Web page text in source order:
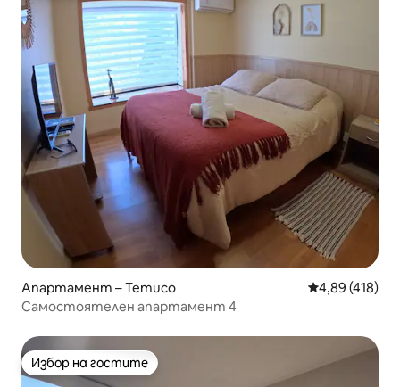
Апартамент – Temuco Средна
4,89 (418)
Самостоятелен апартамент 4
Избор на гостите
Избор на гостите